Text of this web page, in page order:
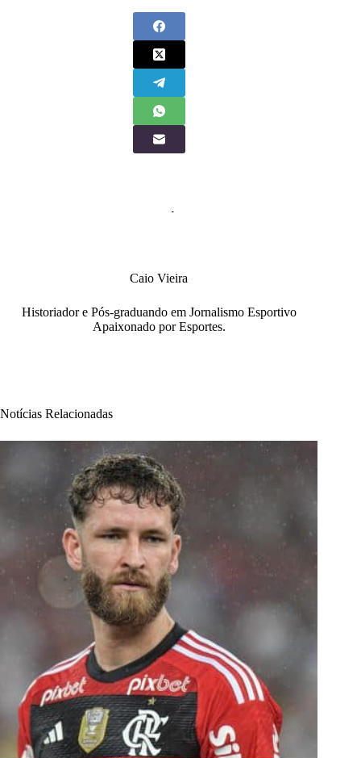
Caio Vieira
Historiador e Pós-graduando em Jornalismo Esportivo
Apaixonado por Esportes.
Notícias Relacionadas